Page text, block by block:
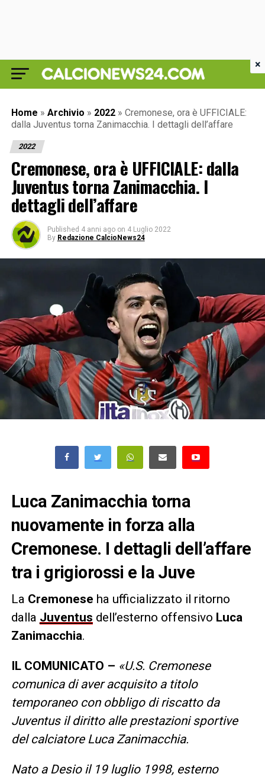
Home » Archivio » 2022 » Cremonese, ora è UFFICIALE:
dalla Juventus torna Zanimacchia. I dettagli dell’affare
2022
Cremonese, ora è UFFICIALE: dalla
Juventus torna Zanimacchia. I
dettagli dell’affare
Published 4 anni ago on 4 Luglio 2022
By Redazione CalcioNews24
Luca Zanimacchia torna
nuovamente in forza alla
Cremonese. I dettagli dell’affare
tra i grigiorossi e la Juve
La Cremonese ha ufficializzato il ritorno
dalla Juventus dell’esterno offensivo Luca
Zanimacchia.
IL COMUNICATO – «U.S. Cremonese
comunica di aver acquisito a titolo
temporaneo con obbligo di riscatto da
Juventus il diritto alle prestazioni sportive
del calciatore Luca Zanimacchia.
Nato a Desio il 19 luglio 1998, esterno
×